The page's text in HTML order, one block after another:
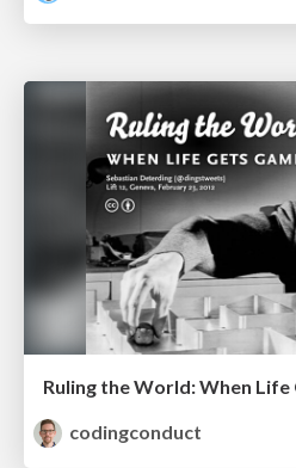
Ruling the World: When Life
codingconduct